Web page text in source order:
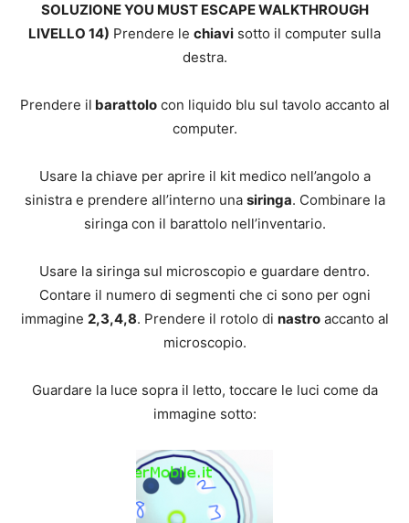
SOLUZIONE YOU MUST ESCAPE WALKTHROUGH
LIVELLO 14) Prendere le chiavi sotto il computer sulla
destra.
Prendere il barattolocon liquido blu sul tavolo accanto al
computer.
Usare la chiave per aprire il kit medico nell’angolo a
sinistra e prendere all’interno una siringa. Combinare la
siringa con il barattolo nell’inventario.
Usare la siringa sul microscopio e guardare dentro.
Contare il numero di segmenti che ci sono per ogni
immagine 2,3,4,8. Prendere il rotolo di nastroaccanto al
microscopio.
Guardare la luce sopra il letto, toccare le luci come da
immagine sotto: